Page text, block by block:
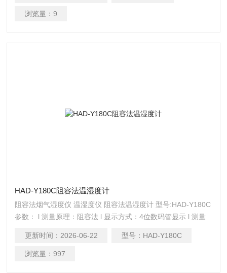
浏览量： 9
HAD-Y180C阻容法温湿度计
阻容法烟气湿度仪 温湿度仪 阻容法温湿度计 型号:HAD-Y180C
参数： l 测量原理：阻容法 l 显示方式：4位数码管显示 l 测量
模式，订货时请加以说明） l 分 辨 率：0.
更新时间： 2026-06-22 型号： HAD-Y180C
浏览量： 997